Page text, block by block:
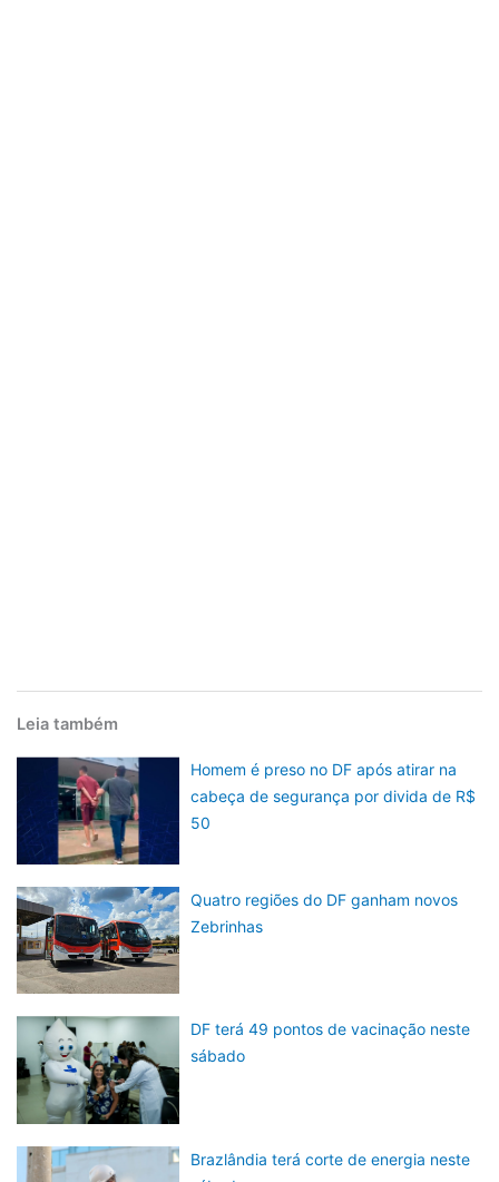
Leia também
Homem é preso no DF após atirar na
cabeça de segurança por divida de R$
50
Quatro regiões do DF ganham novos
Zebrinhas
DF terá 49 pontos de vacinação neste
sábado
Brazlândia terá corte de energia neste